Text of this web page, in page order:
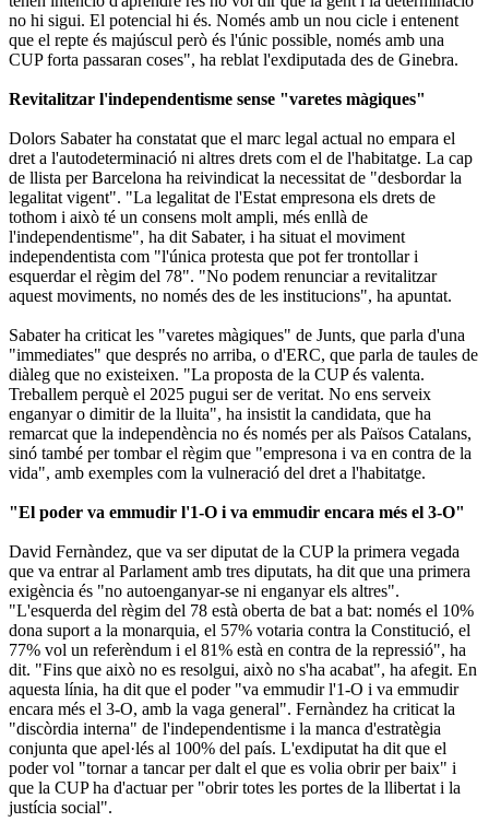
no hi sigui. El potencial hi és. Només amb un nou cicle i entenent
que el repte és majúscul però és l'únic possible, només amb una
CUP forta passaran coses", ha reblat l'exdiputada des de Ginebra.
Revitalitzar l'independentisme sense "varetes màgiques"
Dolors Sabater ha constatat que el marc legal actual no empara el
dret a l'autodeterminació ni altres drets com el de l'habitatge. La cap
de llista per Barcelona ha reivindicat la necessitat de "desbordar la
legalitat vigent". "La legalitat de l'Estat empresona els drets de
tothom i això té un consens molt ampli, més enllà de
l'independentisme", ha dit Sabater, i ha situat el moviment
independentista com "l'única protesta que pot fer trontollar i
esquerdar el règim del 78". "No podem renunciar a revitalitzar
aquest moviments, no només des de les institucions", ha apuntat.
Sabater ha criticat les "varetes màgiques" de Junts, que parla d'una
"immediates" que després no arriba, o d'ERC, que parla de taules de
diàleg que no existeixen. "La proposta de la CUP és valenta.
Treballem perquè el 2025 pugui ser de veritat. No ens serveix
enganyar o dimitir de la lluita", ha insistit la candidata, que ha
remarcat que la independència no és només per als Països Catalans,
sinó també per tombar el règim que "empresona i va en contra de la
vida", amb exemples com la vulneració del dret a l'habitatge.
"El poder va emmudir l'1-O i va emmudir encara més el 3-O"
David Fernàndez, que va ser diputat de la CUP la primera vegada
que va entrar al Parlament amb tres diputats, ha dit que una primera
exigència és "no autoenganyar-se ni enganyar els altres".
"L'esquerda del règim del 78 està oberta de bat a bat: només el 10%
dona suport a la monarquia, el 57% votaria contra la Constitució, el
77% vol un referèndum i el 81% està en contra de la repressió", ha
dit. "Fins que això no es resolgui, això no s'ha acabat", ha afegit. En
aquesta línia, ha dit que el poder "va emmudir l'1-O i va emmudir
encara més el 3-O, amb la vaga general". Fernàndez ha criticat la
"discòrdia interna" de l'independentisme i la manca d'estratègia
conjunta que apel·lés al 100% del país. L'exdiputat ha dit que el
poder vol "tornar a tancar per dalt el que es volia obrir per baix" i
que la CUP ha d'actuar per "obrir totes les portes de la llibertat i la
justícia social".